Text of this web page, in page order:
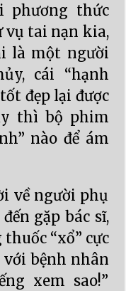
phương thức
vụ tai nạn kia,
là một người
cái “hạnh
đẹp lại được
thì bộ phim
nào để ám
về người phụ
gặp bác sĩ,
“xổ” cực
với bệnh nhân
xem sao!”